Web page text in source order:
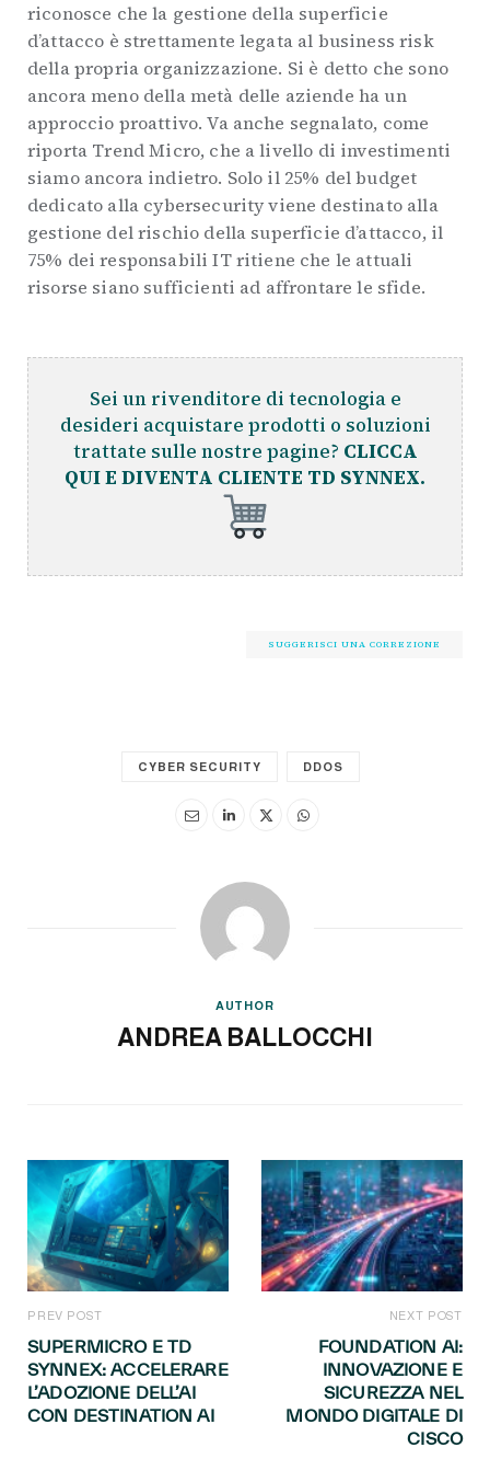
riconosce che la gestione della superficie
d’attacco è strettamente legata al business risk
della propria organizzazione. Si è detto che sono
ancora meno della metà delle aziende ha un
approccio proattivo. Va anche segnalato, come
riporta Trend Micro, che a livello di investimenti
siamo ancora indietro. Solo il 25% del budget
dedicato alla cybersecurity viene destinato alla
gestione del rischio della superficie d’attacco, il
75% dei responsabili IT ritiene che le attuali
risorse siano sufficienti ad affrontare le sfide.
Sei un rivenditore di tecnologia e
desideri acquistare prodotti o soluzioni
trattate sulle nostre pagine? CLICCA
QUI E DIVENTA CLIENTE TD SYNNEX.
SUGGERISCI UNA CORREZIONE
CYBER SECURITY DDOS
AUTHOR
ANDREA BALLOCCHI
PREV POST
SUPERMICRO E TD
SYNNEX: ACCELERARE
L’ADOZIONE DELL’AI
CON DESTINATION AI
NEXT POST
FOUNDATION AI:
INNOVAZIONE E
SICUREZZA NEL
MONDO DIGITALE DI
CISCO